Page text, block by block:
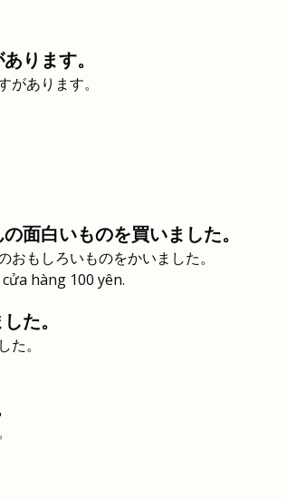
ります。
あります。
面白いものを買いました。
もしろいものをかいました。
hàng 100 yên.
た。
。